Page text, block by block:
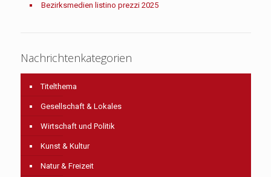
Bezirksmedien listino prezzi 2025
Nachrichtenkategorien
Titelthema
Gesellschaft & Lokales
Wirtschaft und Politik
Kunst & Kultur
Natur & Freizeit